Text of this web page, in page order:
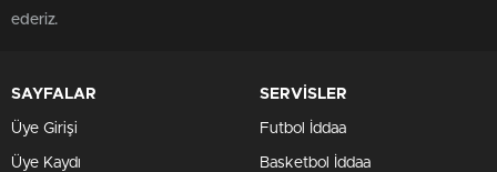
ederiz.
SAYFALAR
Üye Girişi
Üye Kaydı
SERVİSLER
Futbol İddaa
Basketbol İddaa